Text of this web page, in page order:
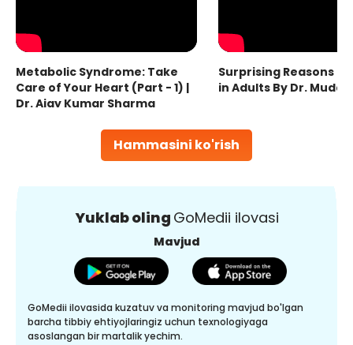
Hammasini ko'rish
Metabolic Syndrome: Take
Care of Your Heart (Part - 1) |
Dr. Ajay Kumar Sharma
Surprising Reasons
in Adults By Dr.
Yuklab oling GoMedii ilovasi
Mavjud
GoMedii ilovasida kuzatuv va monitoring mavjud bo'lgan
barcha tibbiy ehtiyojlaringiz uchun texnologiyaga
asoslangan bir martalik yechim.